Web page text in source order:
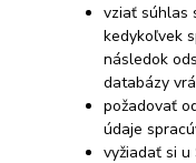
vziať súhlas
kedykoľvek
následok
databázy
požadovať
údaje
vyžiadať si u